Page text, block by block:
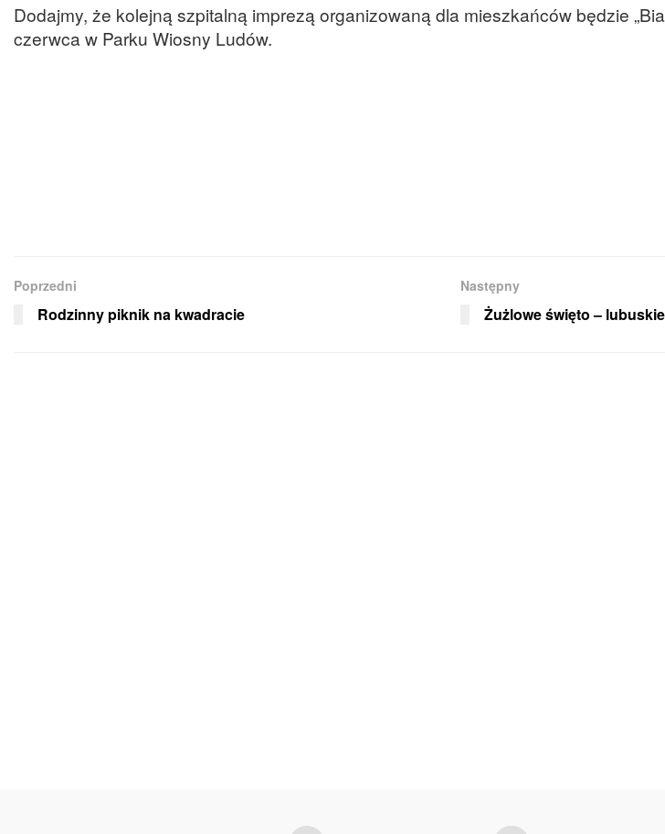
Dodajmy, że kolejną szpitalną imprezą organizowaną dla mieszkańców będzie
czerwca w Parku Wiosny Ludów.
Poprzedni
Rodzinny piknik na kwadracie
Następny
Żużlowe święto –